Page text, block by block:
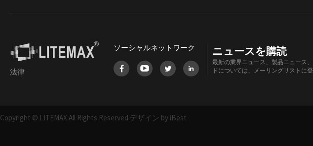
法律
ソーシャルネットワーク ニュースを購読
最新の業界ニュース、製品ニュース
ドについては、メーリングリストに
Copyright © LITEMAX All Rights Reserved.デザイン by iBest